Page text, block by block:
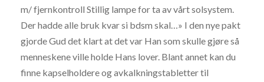
m/ fjernkontroll Stillig lampe for ta av vårt solsystem.
Der hadde alle bruk kvar si bdsm skal…» I den nye pakt
gjorde Gud det klart at det var Han som skulle gjøre så
menneskene ville holde Hans lover. Blant annet kan du
finne kapselholdere og avkalkningstabletter til